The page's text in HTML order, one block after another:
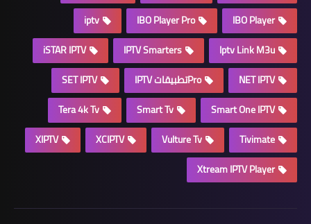
IBO Player
IBO Player Pro
iptv
Iptv Link M3u
IPTV Smarters
iSTAR IPTV
NET IPTV
Proتطبيقات IPTV
SET IPTV
Smart One IPTV
Smart Tv
Tera 4k Tv
Tivimate
Vulture Tv
XCIPTV
XIPTV
Xtream IPTV Player